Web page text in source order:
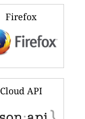
Firefox
Cloud API